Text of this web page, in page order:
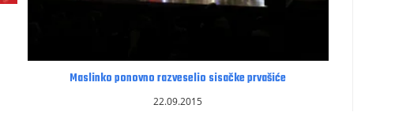
Maslinko ponovno razveselio sisačke prvašiće
22.09.2015